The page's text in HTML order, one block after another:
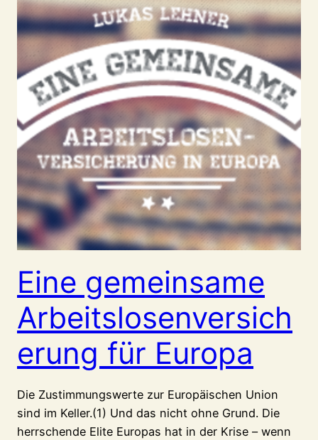
Eine gemeinsame
Arbeitslosenversich
erung für Europa
Die Zustimmungswerte zur Europäischen Union
sind im Keller.(1) Und das nicht ohne Grund. Die
herrschende Elite Europas hat in der Krise – wenn